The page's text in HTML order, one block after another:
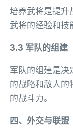
培养武将是提升
武将的经验和技
3.3 军队的组建
军队的组建是决
的战略和敌人的
的战斗力。
四、外交与联盟